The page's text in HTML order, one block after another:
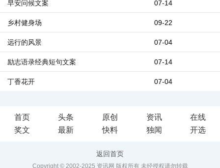
07-14
早安问候文案
09-22
乡村健身场
07-04
远行的风景
07-14
励志语录经典短句文案
07-04
丁香花开
首页 头条 原创 资讯
在线
奖文
最新 快料 独闻 开选
返回首页
Copyright © 2002-2025 资讯网 版权所有 未经授权请勿转载